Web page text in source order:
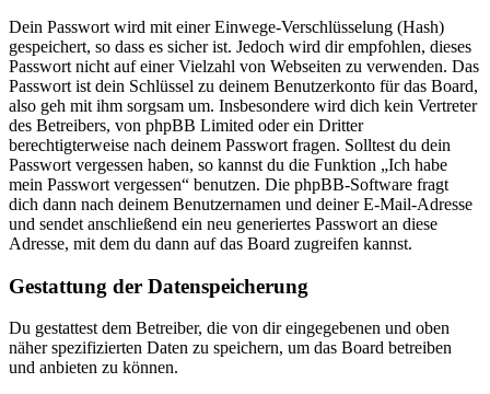
Dein Passwort wird mit einer Einwege-Verschlüsselung (Hash)
gespeichert, so dass es sicher ist. Jedoch wird dir empfohlen, dieses
Passwort nicht auf einer Vielzahl von Webseiten zu verwenden. Das
Passwort ist dein Schlüssel zu deinem Benutzerkonto für das Board,
also geh mit ihm sorgsam um. Insbesondere wird dich kein Vertreter
des Betreibers, von phpBB Limited oder ein Dritter
berechtigterweise nach deinem Passwort fragen. Solltest du dein
Passwort vergessen haben, so kannst du die Funktion „Ich habe
mein Passwort vergessen“ benutzen. Die phpBB-Software fragt
dich dann nach deinem Benutzernamen und deiner E-Mail-Adresse
und sendet anschließend ein neu generiertes Passwort an diese
Adresse, mit dem du dann auf das Board zugreifen kannst.
Gestattung der Datenspeicherung
Du gestattest dem Betreiber, die von dir eingegebenen und oben
näher spezifizierten Daten zu speichern, um das Board betreiben
und anbieten zu können.